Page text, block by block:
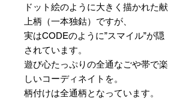
ドット絵のように大きく描かれた献
上柄（一本独鈷）ですが、
実はCODEのように”スマイル”が隠
されています。
遊び心たっぷりの全通なごや帯で楽
しいコーディネイトを。
柄付けは全通柄となっています。